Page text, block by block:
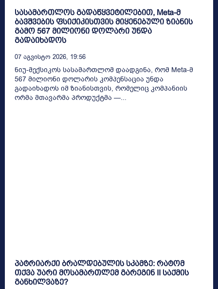
სასამართლოს გადაწყვეტილებით, Meta-მ
ბავშვების ფსიქიკისთვის მიყენებული ზიანის
გამო 567 მილიონი დოლარი უნდა
გადაიხადოს
07 Აგვისტო 2026, 19:56
ნიუ-მექსიკოს სასამართლომ დაადგინა, რომ Meta-მ
567 მილიონი დოლარის კომპენსაცია უნდა
გადაიხადოს იმ ზიანისთვის, რომელიც კომპანიის
ორმა მთავარმა პროდუქტმა —...
პატრიარქი ბრალდებულის სკამზე: რატომ
თქვა უარი მოსამართლემ გარეგინ II საქმის
განხილვაზე?